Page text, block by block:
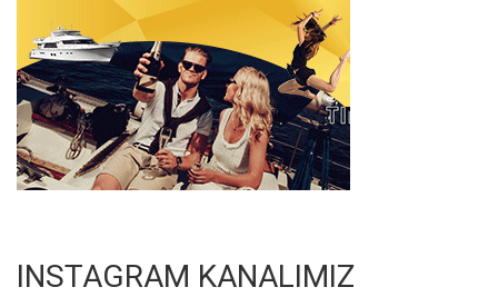
INSTAGRAM KANALIMIZ